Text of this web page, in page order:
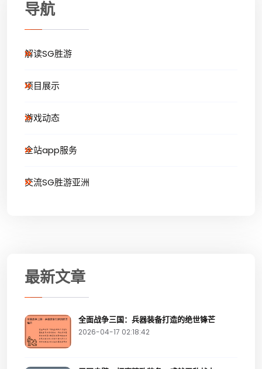
导航
解读SG胜游
项目展示
游戏动态
全站app服务
交流SG胜游亚洲
最新文章
全面战争三国：兵器装备打造的绝世锋芒
2026-04-17 02:18:42